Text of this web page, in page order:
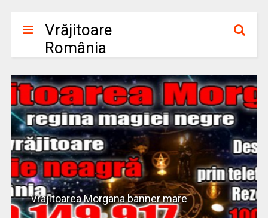
Vrăjitoare
România
Banner Vrajitoare Romania Israel